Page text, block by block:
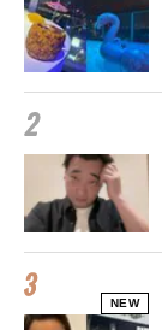
NEW